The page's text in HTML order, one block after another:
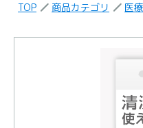
TOP 商品カテゴリ 医